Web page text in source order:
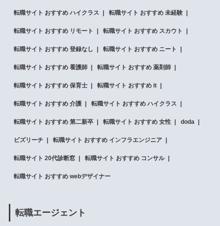
転職サイト おすすめ ハイクラス 転職サイト おすすめ 未経験
転職サイト おすすめ リモート 転職サイト おすすめ スカウト
転職サイト おすすめ 登録なし 転職サイト おすすめ ニート
転職サイト おすすめ 看護師 転職サイト おすすめ 薬剤師
転職サイト おすすめ 保育士 転職サイト おすすめ it
転職サイト おすすめ 介護 転職サイト おすすめ ハイクラス
転職サイト おすすめ 第二新卒 転職サイト おすすめ 女性 doda
ビズリーチ 転職サイト おすすめ インフラエンジニア
転職サイト 20代診断窓 転職サイト おすすめ コンサル
転職サイト おすすめ webデザイナー
転職エージェント